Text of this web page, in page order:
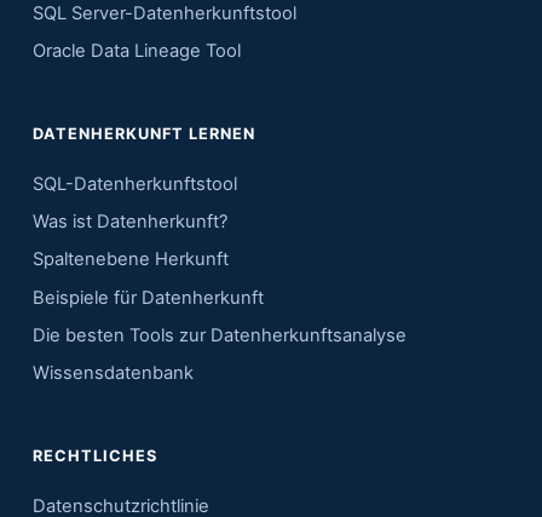
SQL Server-Datenherkunftstool
Oracle Data Lineage Tool
DATENHERKUNFT LERNEN
SQL-Datenherkunftstool
Was ist Datenherkunft?
Spaltenebene Herkunft
Beispiele für Datenherkunft
Die besten Tools zur Datenherkunftsanalyse
Wissensdatenbank
RECHTLICHES
Datenschutzrichtlinie